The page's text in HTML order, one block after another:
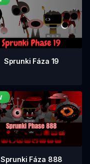
Sprunki Fáza 19
Sprunki Fáza 888